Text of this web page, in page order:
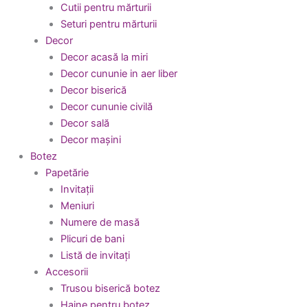
Cutii pentru mărturii
Seturi pentru mărturii
Decor
Decor acasă la miri
Decor cununie in aer liber
Decor biserică
Decor cununie civilă
Decor sală
Decor mașini
Botez
Papetărie
Invitații
Meniuri
Numere de masă
Plicuri de bani
Listă de invitați
Accesorii
Trusou biserică botez